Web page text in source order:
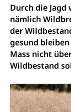
Durch die
nämlich
der
gesund
Mass nicht
Wildbestand
Kunst
Kulturpolitik,
kulturelles
Förderung,
Werkbeitrag,
Musik,
Werkankäufe,